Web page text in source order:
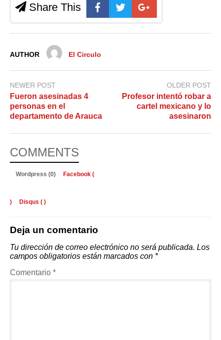
Share This
AUTHOR El Circulo
NEWER POST
Fueron asesinadas 4
personas en el
departamento de Arauca
OLDER POST
Profesor intentó robar a
cartel mexicano y lo
asesinaron
COMMENTS
Wordpress (0) Facebook (
) Disqus ( )
Deja un comentario
Tu dirección de correo electrónico no será publicada. Los
campos obligatorios están marcados con *
Comentario *